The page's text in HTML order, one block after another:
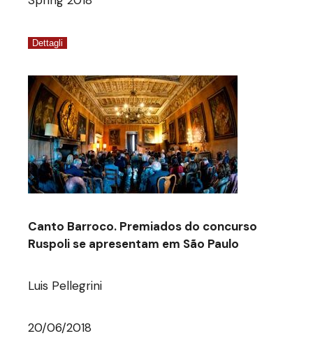
Dettagli
Canto Barroco. Premiados do concurso
Ruspoli se apresentam em São Paulo
Luis Pellegrini
20/06/2018